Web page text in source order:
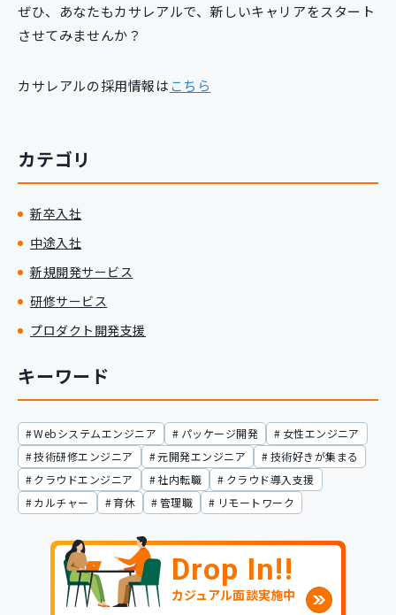
ぜひ、あなたもカサレアルで、新しいキャリアをスタート
させてみませんか？
カサレアルの採用情報はこちら
カテゴリ
新卒入社
中途入社
新規開発サービス
研修サービス
プロダクト開発支援
キーワード
Webシステムエンジニア パッケージ開発
女性エンジニア
技術研修エンジニア
元開発エンジニア
技術好きが集まる
クラウドエンジニア
社内転職
クラウド導入支援
カルチャー
育休 管理職 リモートワーク
Drop In!!
カジュアル面談実施中